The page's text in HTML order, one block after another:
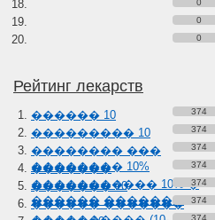
0
0
0
Рейтинг лекарств
������ 10 374
��������� 10 374
�������� ���
�������� 10%
374
�������
����������� 10% �
������ �������
374
������� 10 374
������ �������
374
374